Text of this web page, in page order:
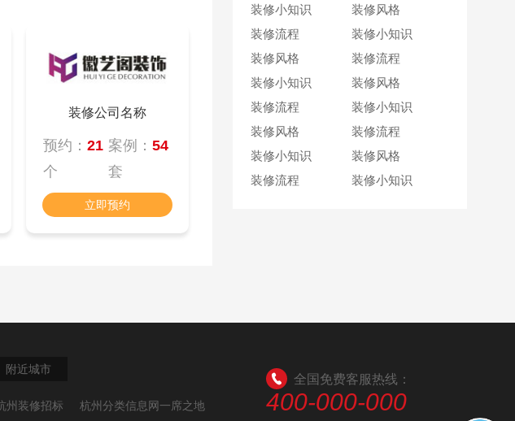
装修公司名称
预约：21
个
案例：54
套
立即预约
装修小知识
装修风格
装修流程
装修小知识
装修风格
装修流程
装修小知识
装修风格
装修流程
装修小知识
装修风格
装修流程
装修小知识
装修风格
装修流程
装修小知识
附近城市
州装修招标 杭州分类信息网一席之地
全国免费客服热线：
400-000-000